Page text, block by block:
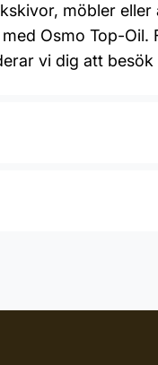
möbler
Osmo Top-Oil.
vi dig att besök